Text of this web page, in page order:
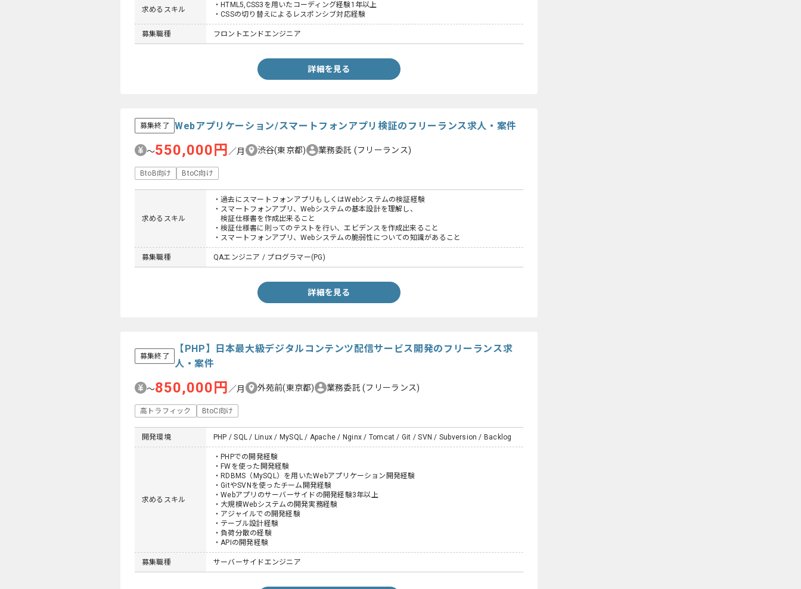
求めるスキル
・HTML5,CSS3を用いたコーディング経験1年以上
・CSSの切り替えによるレスポンシブ対応経験
募集職種 フロントエンドエンジニア
詳細を見る
募集終了 Webアプリケーション/スマートフォンアプリ検証のフリーランス求人・案件
〜550,000円 ／月 渋谷(東京都) 業務委託 (フリーランス)
BtoB向け BtoC向け
求めるスキル
・過去にスマートフォンアプリもしくはWebシステムの検証経験
・スマートフォンアプリ、Webシステムの基本設計を理解し、
検証仕様書を作成出来ること
・検証仕様書に則ってのテストを行い、エビデンスを作成出来ること
・スマートフォンアプリ、Webシステムの脆弱性についての知識があること
募集職種 QAエンジニア / プログラマー(PG)
詳細を見る
募集終了
【PHP】日本最大級デジタルコンテンツ配信サービス開発のフリーランス求
人・案件
〜850,000円 ／月 外苑前(東京都) 業務委託(フリーランス)
高トラフィック BtoC向け
開発環境 PHP / SQL / Linux / MySQL / Apache / Nginx / Tomcat / Git / SVN / Subversion / Backlog
求めるスキル
・PHPでの開発経験
・FWを使った開発経験
・RDBMS​（MySQL​）を用いたWebアプリケーション開発経験
・GitやSVNを使ったチーム開発経験
・Webアプリのサーバーサイドの開発経験3年以上
・大規模Webシステムの開発実務経験
・アジャイルでの開発経験
・テーブル設計経験
・負荷分散の経験
・APIの開発経験
募集職種 サーバーサイドエンジニア